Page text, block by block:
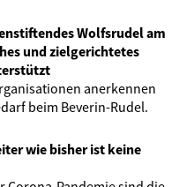
Wolfsrudel am
und zielgerichtetes
anerkennen
beim Beverin-Rudel.
wie bisher ist keine